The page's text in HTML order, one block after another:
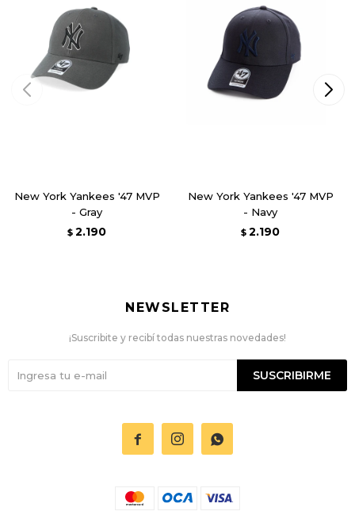
New York Yankees '47 MVP
- Gray
$ 2.190
New York Yankees '47 MVP
- Navy
$ 2.190
  
NEWSLETTER
¡Suscribite y recibí todas nuestras novedades!
SUSCRIBIRME